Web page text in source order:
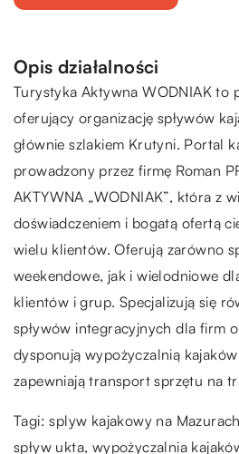
Opis działalności
Turystyka Aktywna WODNIAK to
oferujący organizację spływów
głównie szlakiem Krutyni. Portal
prowadzony przez firmę Roman
AKTYWNA „WODNIAK”, która z
doświadczeniem i bogatą ofertą
wielu klientów. Oferują zarówno
weekendowe, jak i wielodniowe
klientów i grup. Specjalizują się
spływów integracyjnych dla firm
dysponują wypożyczalnią
zapewniają transport sprzętu na
Tagi: splyw kajakowy na
spływ ukta, wypożyczalnia